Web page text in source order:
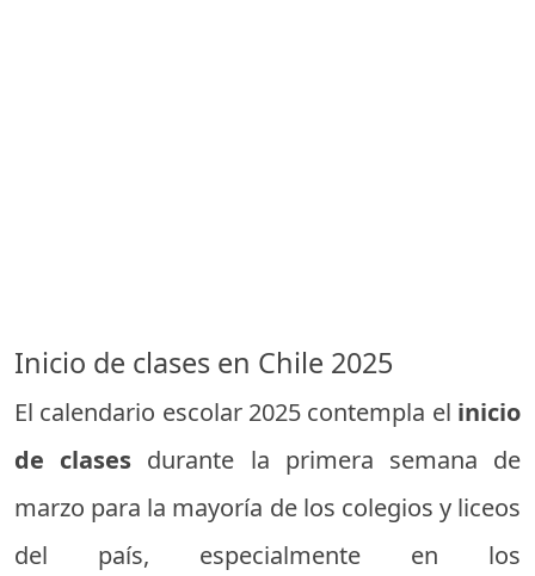
Inicio de clases en Chile 2025
El calendario escolar 2025 contempla el inicio
de clases durante la primera semana de
marzo para la mayoría de los colegios y liceos
del país, especialmente en los